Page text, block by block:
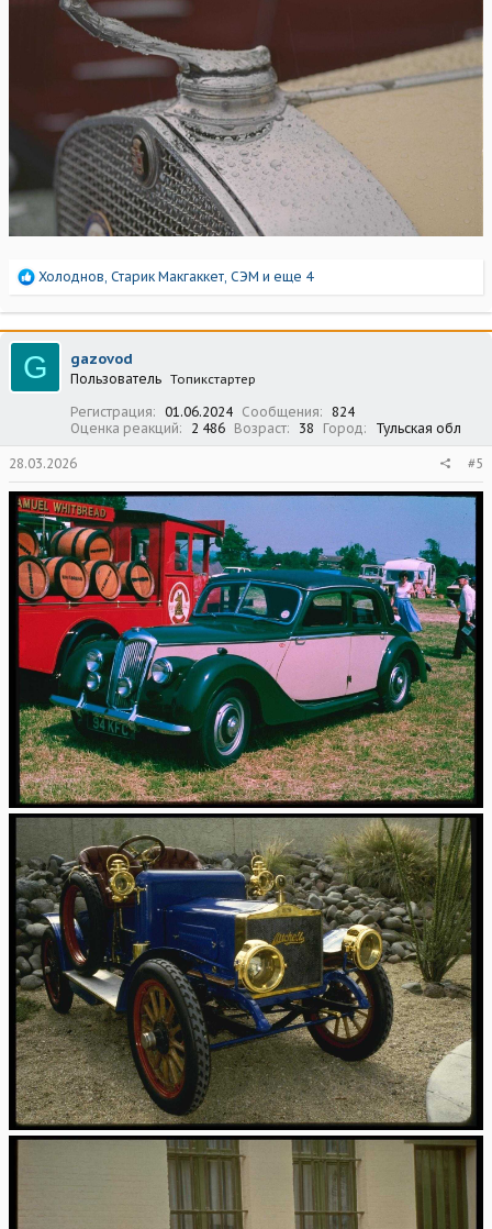
Р
а
к
ц
и
и
Холоднов, Старик Макгаккет, СЭМ и еще 4
G gazovod
Пользователь Топикстартер
Регистрация 01.06.2024 Сообщения
824
Оценка реакций
2 486 Возраст 38 Город Тульская обл
28.03.2026 #5